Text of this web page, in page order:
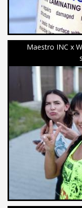
Maestro INC x